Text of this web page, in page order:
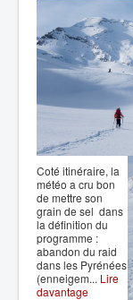
Coté itinéraire, la
météo a cru bon
de mettre son
grain de sel dans
la définition du
programme :
abandon du raid
dans les Pyrénées
(enneigem... Lire
davantage